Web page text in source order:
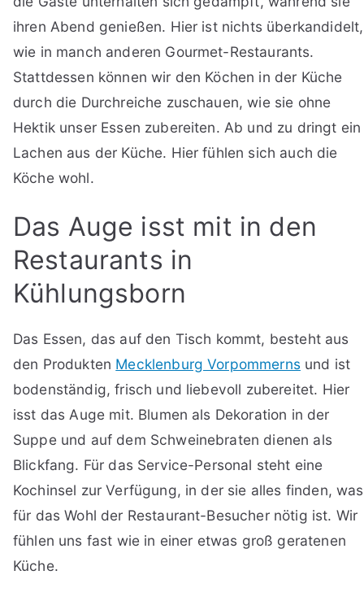
ihren Abend genießen. Hier ist nichts überkandidelt,
wie in manch anderen Gourmet-Restaurants.
Stattdessen können wir den Köchen in der Küche
durch die Durchreiche zuschauen, wie sie ohne
Hektik unser Essen zubereiten. Ab und zu dringt ein
Lachen aus der Küche. Hier fühlen sich auch die
Köche wohl.
Das Auge isst mit in den
Restaurants in
Kühlungsborn
Das Essen, das auf den Tisch kommt, besteht aus
den Produkten Mecklenburg Vorpommernsund ist
bodenständig, frisch und liebevoll zubereitet. Hier
isst das Auge mit. Blumen als Dekoration in der
Suppe und auf dem Schweinebraten dienen als
Blickfang. Für das Service-Personal steht eine
Kochinsel zur Verfügung, in der sie alles finden, was
für das Wohl der Restaurant-Besucher nötig ist. Wir
fühlen uns fast wie in einer etwas groß geratenen
Küche.